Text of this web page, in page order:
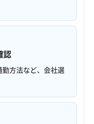
認
方法など、会社選